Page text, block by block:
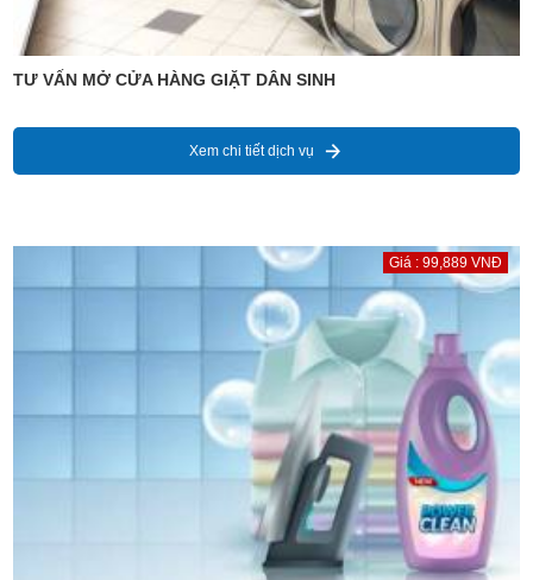
TƯ VẤN MỞ CỬA HÀNG GIẶT DÂN SINH
Xem chi tiết dịch vụ
Giá : 99,889 VNĐ